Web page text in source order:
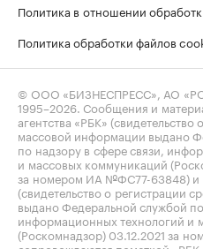
Политика в отношении
Политика обработки файлов
© ООО «БИЗНЕСПРЕСС», АО
1995–2026 . Сообщения и
агентства «РБК» (свидетельство
массовой информации выдано
по надзору в сфере связи,
и массовых коммуникаций
за номером ИА №ФС77-63848) и
(свидетельство о регистрации
выдано Федеральной службой
информационных технологий и
(Роскомнадзор) 03.12.2021 за